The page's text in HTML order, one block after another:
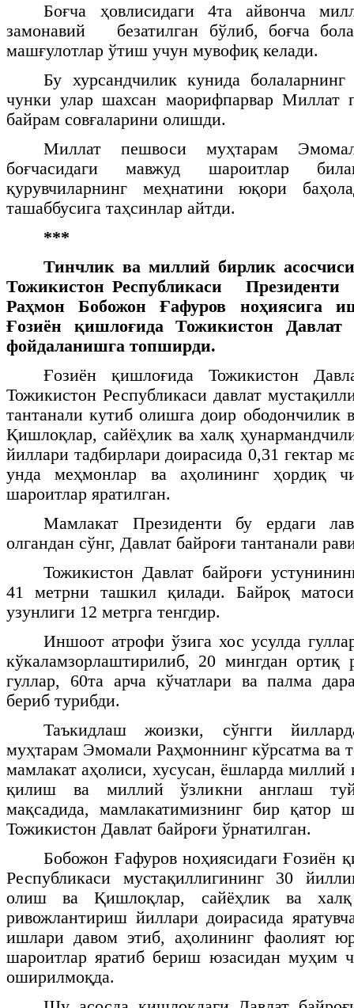
Боғча ҳовлисидаги 4та айвонча
замонавий
безатилган бўлиб, боғча
машғулотлар ўтиш учун мувофиқ келади.
Бу хурсандчилик кунида
чунки улар шахсан маорифпарвар Миллат
байрам совғаларини олишди.
Миллат пешвоси муҳтарам
боғчасидаги мавжуд шароитлар
қурувчиларнинг меҳнатини юқори
ташаббусига таҳсинлар айтди.
***
Тинчлик ва миллий бирлик
Тожикистон Республикаси
Раҳмон Бобожон Ғафуров ноҳиясига
Ғозиён қишлоғида Тожикистон Давлат
фойдаланишга топширди.
Ғозиён қишлоғида Тожикистон
Тожикистон Республикаси давлат
тантанали кутиб олишга доир ободончилик
Қишлоқлар, сайёҳлик ва халқ
йиллари тадбирлари доирасида 0,31 гектар
унда меҳмонлар ва аҳолининг ҳордиқ
шароитлар яратилган.
Мамлакат Президенти бу ердаги
олгандан сўнг, Давлат байроғи тантанали
Тожикистон Давлат байроғи
41 метрни ташкил қилади. Байроқ
узунлиги 12 метрга тенгдир.
Иншоот атрофи ўзига хос усулда
кўкаламзорлаштирилиб, 20 мингдан ортиқ
гуллар, 60та арча кўчатлари ва палма
бериб турибди.
Таъкидлаш жоизки, сўнгги
муҳтарам Эмомали Раҳмоннинг кўрсатма ва
мамлакат аҳолиси, хусусан, ёшларда миллий
қилиш ва миллий ўзликни англаш
мақсадида, мамлакатимизнинг бир қатор
Тожикистон Давлат байроғи ўрнатилган.
Бобожон Ғафуров ноҳиясидаги Ғозиён
Республикаси мустақиллигининг 30
олиш ва Қишлоқлар, сайёҳлик ва халқ
ривожлантириш йиллари доирасида
ишлари давом этиб, аҳолининг фаолият
шароитлар яратиб бериш юзасидан муҳим
оширилмоқда.